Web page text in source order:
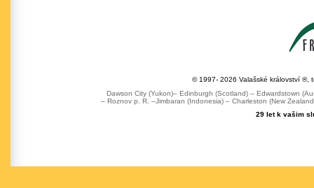
© 1997- 2026 Valašské království ®,
Dawson City (Yukon)– Edinburgh (Scotland) – Edwardstown
– Roznov p. R. –Jimbaran (Indonesia) – Charleston (New
29 let k vašim